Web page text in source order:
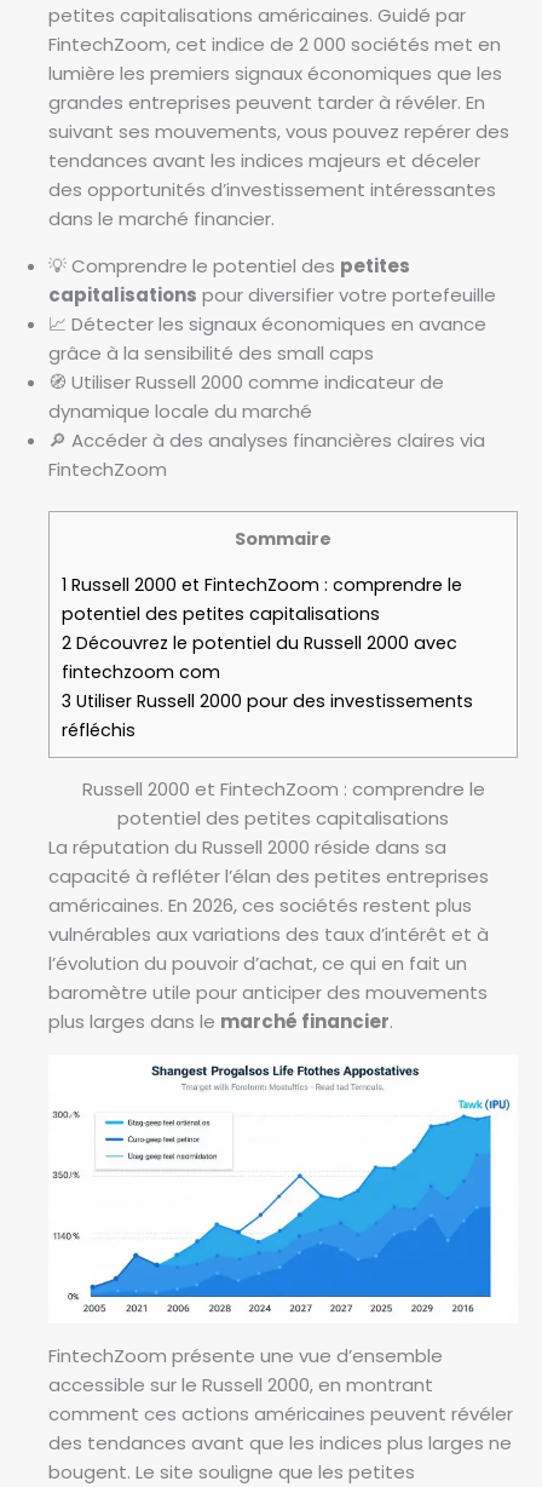
petites capitalisations américaines. Guidé par
FintechZoom, cet indice de 2 000 sociétés met en
lumière les premiers signaux économiques que les
grandes entreprises peuvent tarder à révéler. En
suivant ses mouvements, vous pouvez repérer des
tendances avant les indices majeurs et déceler
des opportunités d’investissement intéressantes
dans le marché financier.
💡 Comprendre le potentiel des petites
capitalisations pour diversifier votre portefeuille
📈 Détecter les signaux économiques en avance
grâce à la sensibilité des small caps
🧭 Utiliser Russell 2000 comme indicateur de
dynamique locale du marché
🔎 Accéder à des analyses financières claires via
FintechZoom
Sommaire
1 Russell 2000 et FintechZoom : comprendre le
potentiel des petites capitalisations
2 Découvrez le potentiel du Russell 2000 avec
fintechzoom com
3 Utiliser Russell 2000 pour des investissements
réfléchis
Russell 2000 et FintechZoom : comprendre le
potentiel des petites capitalisations
La réputation du Russell 2000 réside dans sa
capacité à refléter l’élan des petites entreprises
américaines. En 2026, ces sociétés restent plus
vulnérables aux variations des taux d’intérêt et à
l’évolution du pouvoir d’achat, ce qui en fait un
baromètre utile pour anticiper des mouvements
plus larges dans le marché financier.
FintechZoom présente une vue d’ensemble
accessible sur le Russell 2000, en montrant
comment ces actions américaines peuvent révéler
des tendances avant que les indices plus larges ne
bougent. Le site souligne que les petites